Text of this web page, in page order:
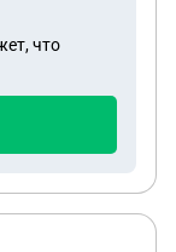
ГАИ, мне
явиться
то
права и
не знаю
что